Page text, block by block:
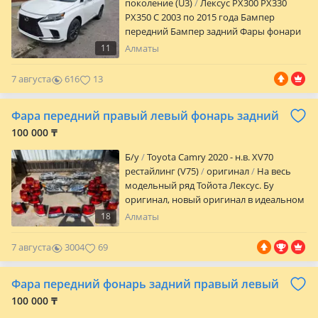
Авторазбор "Aspara Motors Абая"
11
поколение (U3)
Лексус РХ300 РХ330
РХ350 С 2003 по 2015 года Бампер
передний Бампер задний Фары фонари
Алматы
7 августа 616 13
Фара передний правый левый фонарь задний
100 000 ₸
18
Б/y
Toyota Camry 2020 - н.в. XV70
рестайлинг (V75)
оригинал
На весь
модельный ряд Тойота Лексус. Бу
оригинал, новый оригинал в идеальном
состоянии. Без никаких изъян. Отправки
Большой ассортимент кузовных
автозапчастей в наличии. Наш склад г.
Алматы Баянаул 36а Наджимидин.
Оптом и в розницу. Работаем также с
Алматы
7 августа 3004 69
Фара передний фонарь задний правый левый
100 000 ₸